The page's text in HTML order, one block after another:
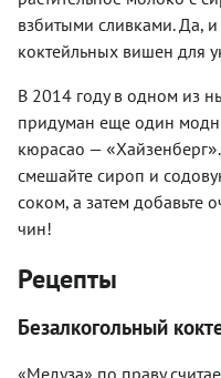
взбитыми сливками. Да, и
коктейльных вишен для
В 2014 году в одном из
придуман еще один
кюрасао — «Хайзенберг»
смешайте сироп и
соком, а затем добавьте
чин!
Рецепты
Безалкогольный
«Медуза» по праву